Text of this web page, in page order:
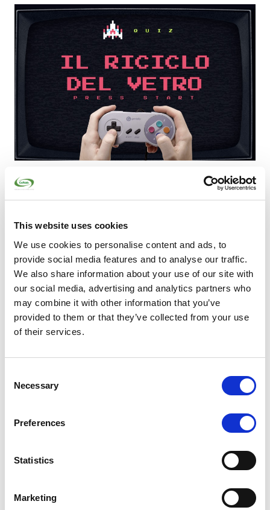
This website uses cookies
We use cookies to personalise content and ads, to
provide social media features and to analyse our traffic.
We also share information about your use of our site with
our social media, advertising and analytics partners who
may combine it with other information that you’ve
provided to them or that they’ve collected from your use
of their services.
Selection
Necessary
Preferences
Statistics
Marketing
GIOCHIAMO INSIEME PER IL PIANETA
il caso del vetro (GRUPPO 3)
Difendi il vetro dalle insidie spaziali!
Gioca ora